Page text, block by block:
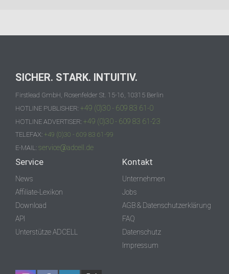
SICHER. STARK. INTUITIV.
Firstlead GmbH, Rosenfelder St. 15-16, 10315 Berlin
HOTLINE PUBLISHER: +49 (0)30 - 609 83 61-0
HOTLINE ADVERTISER: +49 (0)30 - 609 83 61-23
TELEFAX: +49 (0)30 - 609 83 61-99
E-MAIL: service@adcell.de
Service
News
Affiliate-Lexikon
Download
API
Unterstütze ADCELL
Kontakt
Unternehmen
Jobs
AGB & Datenschutzerklärung
FAQ
Datenschutz
Impressum